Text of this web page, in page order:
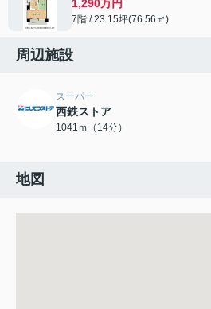
1,290万円
7階 / 23.15坪(76.56㎡)
周辺施設
スーパー
西鉄ストア
1041ｍ（14分）
地図